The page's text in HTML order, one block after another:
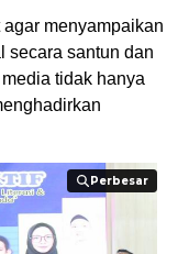
menyampaikan
secara santun dan
tidak hanya
Perbesar
Perbesar